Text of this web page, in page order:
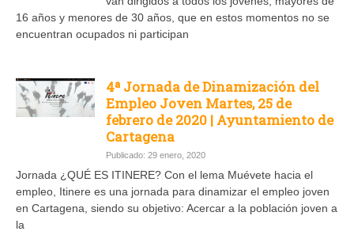
16 años y menores de 30 años, que en estos momentos no se
encuentran ocupados ni participan
4ª Jornada de Dinamización del
Empleo Joven Martes, 25 de
febrero de 2020 | Ayuntamiento de
Cartagena
Publicado: 29 enero, 2020
Jornada ¿QUÉ ES ITINERE? Con el lema Muévete hacia el
empleo, Itinere es una jornada para dinamizar el empleo joven
en Cartagena, siendo su objetivo: Acercar a la población joven a
la